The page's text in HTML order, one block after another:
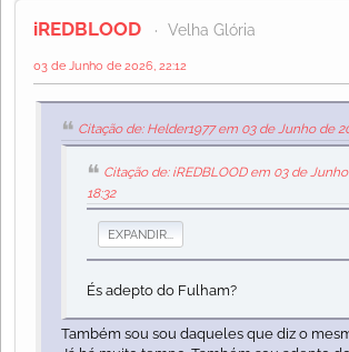
iREDBLOOD Velha Glória
03 de Junho de 2026, 22:12
Citação de: Helder1977 em 03 de Junho de
Citação de: iREDBLOOD em 03 de
18:32
EXPANDIR...
És adepto do Fulham?
Também sou sou daqueles que diz o